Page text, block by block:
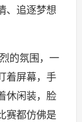
、追逐梦想
的氛围，一
着屏幕，手
休闲装，脸
赛都仿佛是